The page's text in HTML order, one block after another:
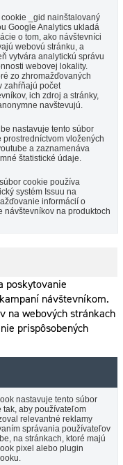
_gid nainštalovaný
Google Analytics ukladá
o tom, ako návštevníci
webovú stránku, a
vytvára analytickú správu
webovej lokality.
zo zhromažďovaných
zahŕňajú počet
ich zdroj a stránky,
navštevujú.
nastavuje tento súbor
prostredníctvom vložených
a zaznamenáva
štatistické údaje.
cookie používa
systém Issuu na
informácií o
návštevníkov na produktoch
poskytovanie
návštevníkom.
na webových stránkach
prispôsobených
nastavuje tento súbor
tak, aby používateľom
relevantné reklamy
správania používateľov
na stránkach, ktoré majú
pixel alebo plugin